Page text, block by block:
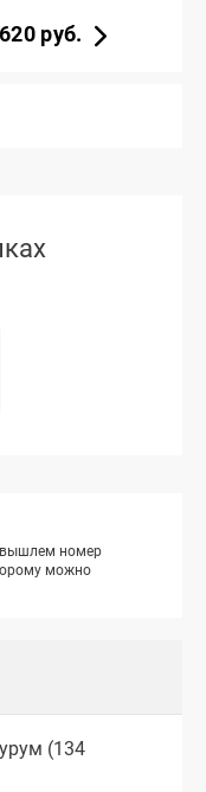
руб.
вышлем номер
можно
(134